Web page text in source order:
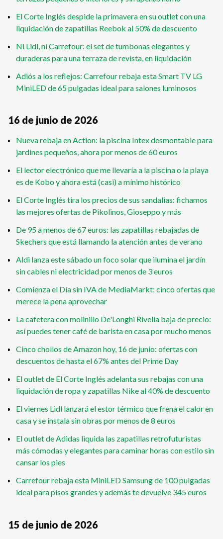
El Corte Inglés despide la primavera en su outlet con una
liquidación de zapatillas Reebok al 50% de descuento
Ni Lidl, ni Carrefour: el set de tumbonas elegantes y
duraderas para una terraza de revista, en liquidación
Adiós a los reflejos: Carrefour rebaja esta Smart TV LG
MiniLED de 65 pulgadas ideal para salones luminosos
16 de junio de 2026
Nueva rebaja en Action: la piscina Intex desmontable para
jardines pequeños, ahora por menos de 60 euros
El lector electrónico que me llevaría a la piscina o la playa
es de Kobo y ahora está (casi) a mínimo histórico
El Corte Inglés tira los precios de sus sandalias: fichamos
las mejores ofertas de Pikolinos, Gioseppo y más
De 95 a menos de 67 euros: las zapatillas rebajadas de
Skechers que está llamando la atención antes de verano
Aldi lanza este sábado un foco solar que ilumina el jardín
sin cables ni electricidad por menos de 3 euros
Comienza el Día sin IVA de MediaMarkt: cinco ofertas que
merece la pena aprovechar
La cafetera con molinillo De'Longhi Rivelia baja de precio:
así puedes tener café de barista en casa por mucho menos
Cinco chollos de Amazon hoy, 16 de junio: ofertas con
descuentos de hasta el 67% antes del Prime Day
El outlet de El Corte Inglés adelanta sus rebajas con una
liquidación de ropa y zapatillas Nike al 40% de descuento
El viernes Lidl lanzará el estor térmico que frena el calor en
casa y se instala sin obras por menos de 8 euros
El outlet de Adidas liquida las zapatillas retrofuturistas
más cómodas y elegantes para caminar horas con estilo sin
cansar los pies
Carrefour rebaja esta MiniLED Samsung de 100 pulgadas
ideal para pisos grandes y además te devuelve 345 euros
15 de junio de 2026